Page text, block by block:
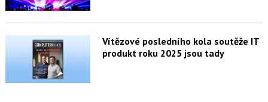
Vítězové posledního kola soutěže IT
produkt roku 2025 jsou tady